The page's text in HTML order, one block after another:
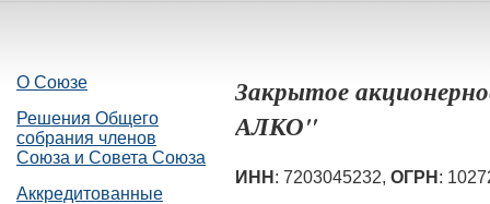
О Союзе
Решения Общего
собрания членов
Союза и Совета Союза
Аккредитованные
Закрытое
АЛКО"
ИНН: 7203045232, ОГРН: